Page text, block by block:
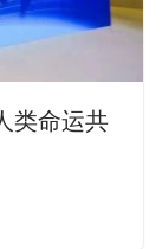
类命运共